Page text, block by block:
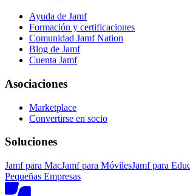
Ayuda de Jamf
Formación y certificaciones
Comunidad Jamf Nation
Blog de Jamf
Cuenta Jamf
Asociaciones
Marketplace
Convertirse en socio
Soluciones
Jamf para MacJamf para MóvilesJamf para
Pequeñas Empresas